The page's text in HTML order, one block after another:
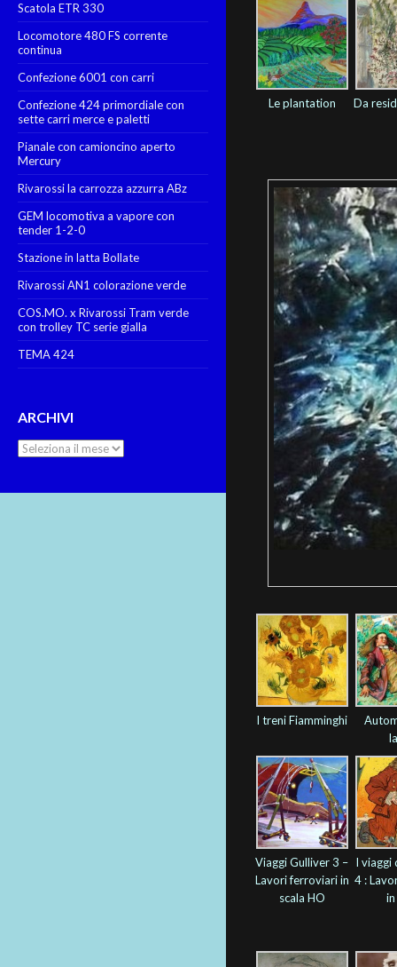
Scatola ETR 330
Locomotore 480 FS corrente
continua
Confezione 6001 con carri
Confezione 424 primordiale con
sette carri merce e paletti
Pianale con camioncino aperto
Mercury
Rivarossi la carrozza azzurra ABz
GEM locomotiva a vapore con
tender 1-2-0
Stazione in latta Bollate
Rivarossi AN1 colorazione verde
COS.MO. x Rivarossi Tram verde
con trolley TC serie gialla
TEMA 424
ARCHIVI
Archivi
Le plantation Da
I treni Fiamminghi
Viaggi Gulliver 3 –
Lavori ferroviari in
scala HO
I viaggi
4 :